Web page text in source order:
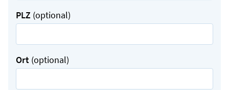
PLZ (optional)
Ort (optional)